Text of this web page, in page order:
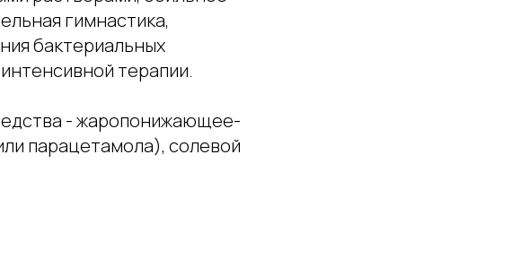
гимнастика,
бактериальных
терапии.
- жаропонижающее-
парацетамола), солевой